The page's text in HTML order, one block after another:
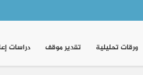
ورقات تحليلية تقدير موقف دراسات